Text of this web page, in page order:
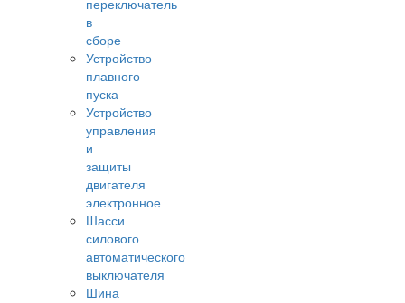
переключатель
в
сборе
Устройство
плавного
пуска
Устройство
управления
и
защиты
двигателя
электронное
Шасси
силового
автоматического
выключателя
Шина